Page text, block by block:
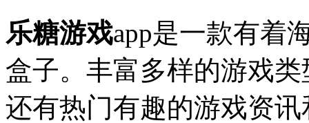
乐糖游戏app是一款有着
盒子。丰富多样的游戏
还有热门有趣的游戏资